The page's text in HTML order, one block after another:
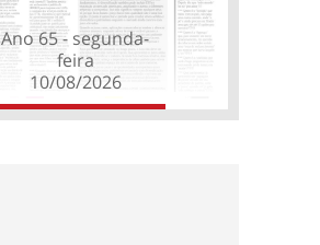
Ano 65 - segunda-
feira
10/08/2026